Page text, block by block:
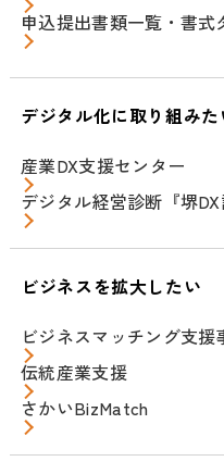
申込提出書類一覧・書式
デジタル化に取り組みた
産業DX支援センター
デジタル経営診断『堺DX
ビジネスを拡大したい
ビジネスマッチング支援
伝統産業支援
さかいBizMatch